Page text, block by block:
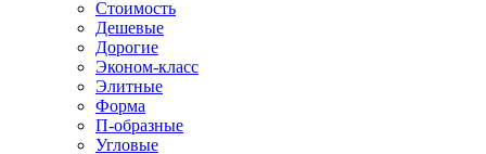
Стоимость
Дешевые
Дорогие
Эконом-класс
Элитные
Форма
П-образные
Угловые